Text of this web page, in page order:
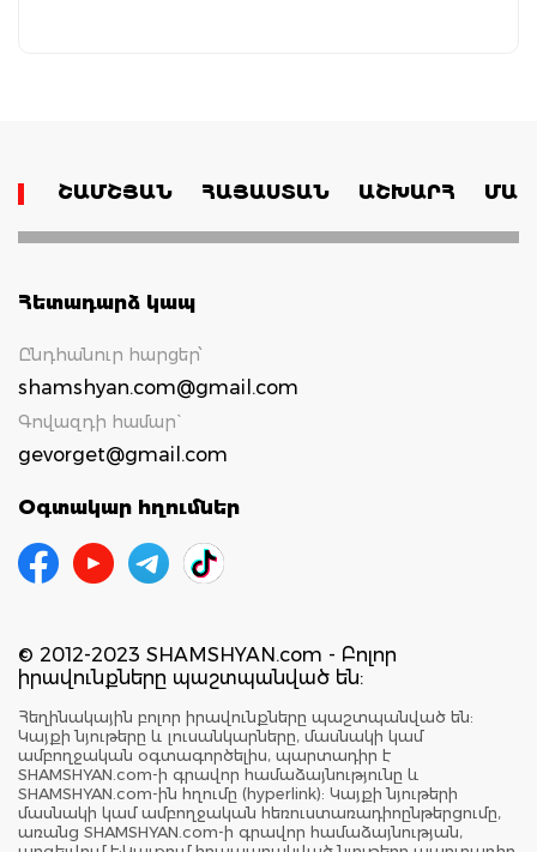
ՇԱՄՇՅԱՆ ՀԱՅԱՍՏԱՆ ԱՇԽԱՐՀ
Հետադարձ կապ
Ընդհանուր հարցեր՝
shamshyan.com@gmail.com
Գովազդի համար`
gevorget@gmail.com
Օգտակար հղումներ
© 2012-2023 SHAMSHYAN.com - Բոլոր
իրավունքները պաշտպանված են:
Հեղինակային բոլոր իրավունքները պաշտպանված են:
Կայքի նյութերը և լուսանկարները, մասնակի կամ
ամբողջական օգտագործելիս, պարտադիր է
SHAMSHYAN.com-ի գրավոր համաձայնությունը և
SHAMSHYAN.com-ին հղումը (hyperlink): Կայքի նյութերի
մասնակի կամ ամբողջական հեռուստառադիոընթերցումը,
առանց SHAMSHYAN.com-ի գրավոր համաձայնության,